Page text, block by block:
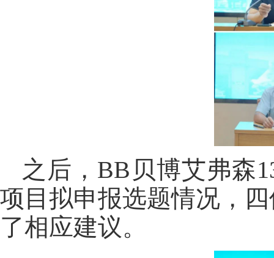
之后，BB贝博艾弗森
项目拟申报选题情况，
了相应建议。